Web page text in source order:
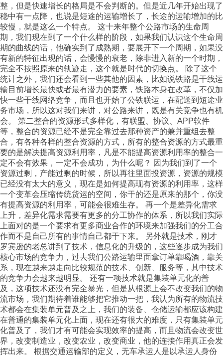
整，但是快速增长的格局是不会判断的。但是近几年开始出现了
稳中有一点降，也说是短途的运输增长了，长途的运输增加的比
较慢，就是这么一个特点。 这十来年整个公路市场的生命周
期，我们现在到了一个什么样的阶段，如果我们认识这个生命周
期的曲线的话，他确实到了成熟期，要展开下一个周期，如果没
有新的特征出现的话，会慢慢的衰老，除非进入新的一个时期，
完全不按照原来的轨迹走，这个就是时代的切换点。 除了这个
统计之外，我们还会看到一些其他的因素，比如说铁路是干线运
输目前增长最快或者最有潜力的要素，铁路本身在改革，不仅加
快一些干线网络竞争，而且也开始了公铁联运，在配送到短途业
务市场，所以这对我们来讲，对公路来讲，既是有关竞争也有机
会。 第二整合的资源形式多样化，有联盟、协议、APP软件
等，整合的资源已经不是完全靠过去那种资产的兼并重组去整
合，有各种各样的整合资源的方式，所有的整合资源的方式最重
要的是解决提高资源利用率，凡是不能提高资源利用率的整合一
定不会有效果，一定不会成功，为什么呢？ 因为我们到了一个
资源过剩，产能过剩的时候，所以再往里面投资源，资源的规模
已经没有太大的意义，现在是如何提高现有资源的利用率，这样
一个变革会压缩传统货运的空间，你干的还是原来的那个，你没
有提高资源的利用率，可能会很难生存。 再一个是差异化需求
上升，差异化需求需要有更多的分工协作的体系，所以我们实际
上面对的是一个要求有更多商业合作的环境来加强我们的分工合
作而不是自己所有的事情自己都干下来。 另外就是技术，刚才
罗宾逊的老总讲到了技术，信息化的升级的，这些逐步成为我们
核心市场的竞争力，过去我们公路运输里面拿订单靠喝酒，靠关
系，现在越来越走向比较规范的技术、创新、服务等，其中技术
的竞争力会越来越明显。 还有一项技术就是集装单元化的普
及，这项技术还没有完全暴光，但是从根源上会不改变我们的物
流市场，我们期待着谁能够把它推动一把，我认为所有的物流技
术都会在集装单元普及之上，我们的装备、仓储运输都应该构建
在普通的集装单元化上面，现在还有很大的难度，只有集装单元
化普及了，我们才有可能会实现效率的提高，而且物流会改变世
界，改变制造业，改变农业，改变商业，他的连接作用真正会发
挥出来。 根据交通运输部的定义，无车承运人是以承运人身份